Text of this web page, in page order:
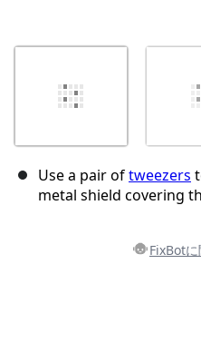
Use a pair oftweezers
metal shield covering
FixBot